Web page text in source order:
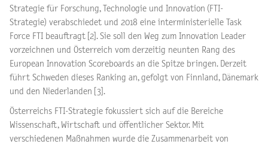
Strategie für Forschung, Technologie und Innovation (FTI-
Strategie) verabschiedet und 2018 eine interministerielle Task
Force FTI beauftragt [2]. Sie soll den Weg zum Innovation Leader
vorzeichnen und Österreich vom derzeitig neunten Rang des
European Innovation Scoreboards an die Spitze bringen. Derzeit
führt Schweden dieses Ranking an, gefolgt von Finnland, Dänemark
und den Niederlanden [3].
Österreichs FTI-Strategie fokussiert sich auf die Bereiche
Wissenschaft, Wirtschaft und öffentlicher Sektor. Mit
verschiedenen Maßnahmen wurde die Zusammenarbeit von